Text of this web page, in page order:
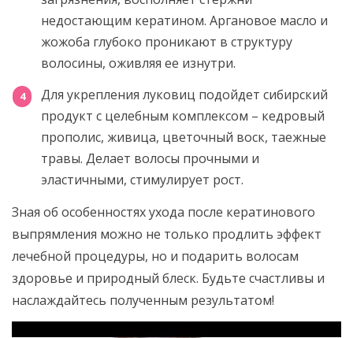
недостающим кератином. Аргановое масло и
жожоба глубоко проникают в структуру
волосины, оживляя ее изнутри.
Для укрепления луковиц подойдет сибирский
продукт с целебным комплексом – кедровый
прополис, живица, цветочный воск, таежные
травы. Делает волосы прочными и
эластичными, стимулирует рост.
Зная об особенностях ухода после кератинового
выпрямления можно не только продлить эффект
лечебной процедуры, но и подарить волосам
здоровье и природный блеск. Будьте счастливы и
наслаждайтесь полученным результатом!